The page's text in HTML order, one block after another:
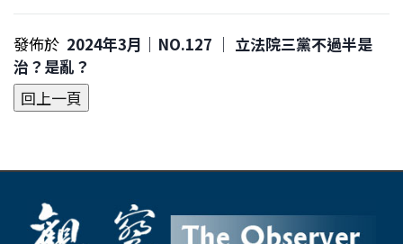
發佈於 2024年3月｜NO.127 │ 立法院三黨不過半是
治？是亂？